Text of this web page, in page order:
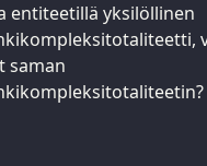
entiteetillä yksilöllinen
saman